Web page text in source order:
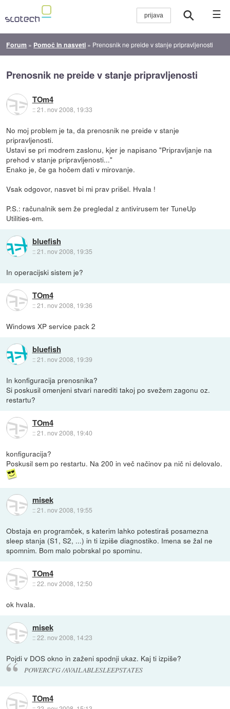
☰
Forum » Pomoč in nasveti » Prenosnik ne preide v stanje pripravljenosti
Prenosnik ne preide v stanje pripravljenosti
TOm4
::21. nov 2008, 19:33
No moj problem je ta, da prenosnik ne preide v stanje
pripravljenosti.
Ustavi se pri modrem zaslonu, kjer je napisano "Pripravljanje na
prehod v stanje pripravljenosti..."
Enako je, če ga hočem dati v mirovanje.
Vsak odgovor, nasvet bi mi prav prišel. Hvala !
P.S.: računalnik sem že pregledal z antivirusem ter TuneUp
Utilities-em.
bluefish
::21. nov 2008, 19:35
In operacijski sistem je?
TOm4
::21. nov 2008, 19:36
Windows XP service pack 2
bluefish
::21. nov 2008, 19:39
In konfiguracija prenosnika?
Si poskusil omenjeni stvari narediti takoj po svežem zagonu oz.
restartu?
TOm4
::21. nov 2008, 19:40
konfiguracija?
Poskusil sem po restartu. Na 200 in več načinov pa nič ni delovalo.
misek
::21. nov 2008, 19:55
Obstaja en programček, s katerim lahko potestiraš posamezna
sleep stanja (S1, S2, ...) in ti izpiše diagnostiko. Imena se žal ne
spomnim. Bom malo pobrskal po spominu.
TOm4
::22. nov 2008, 12:50
ok hvala.
misek
::22. nov 2008, 14:23
Pojdi v DOS okno in zaženi spodnji ukaz. Kaj ti izpiše?
POWERCFG /AVAILABLESLEEPSTATES
TOm4